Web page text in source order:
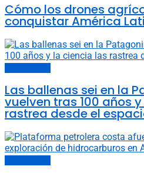
Cómo los drones
conquistar América
Las ballenas sei en la
vuelven tras 100 años
rastrea desde el